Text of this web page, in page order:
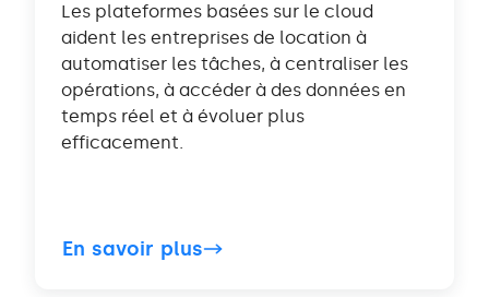
Les plateformes basées sur le cloud
aident les entreprises de location à
automatiser les tâches, à centraliser les
opérations, à accéder à des données en
temps réel et à évoluer plus
efficacement.
En savoir plus